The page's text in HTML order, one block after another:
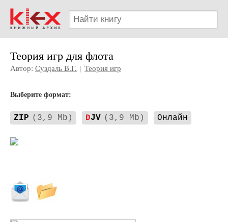
Теория игр для флота
Автор: Суздаль В.Г. | Теория игр
Выберите формат:
ZIP (3,9 Mb) DJV (3,9 Mb) Онлайн